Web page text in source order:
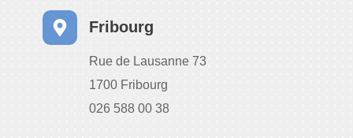
Fribourg
Rue de Lausanne 73
1700 Fribourg
026 588 00 38